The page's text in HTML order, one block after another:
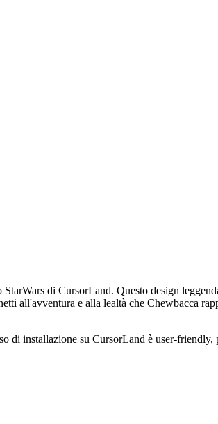
di CursorLand. Questo design
all'avventura e alla lealtà che Chewbacca
di installazione su CursorLand è user-